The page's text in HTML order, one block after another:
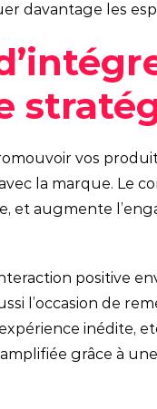
davantage les
vos
la marque. Le
et augmente
positive
l’occasion de
inédite,
grâce à